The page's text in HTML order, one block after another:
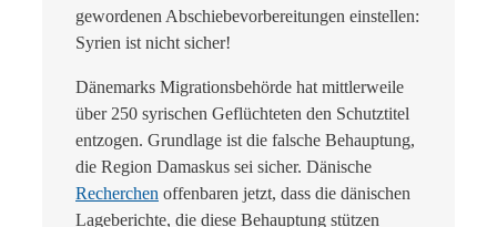
gewordenen Abschiebevorbereitungen einstellen:
Syrien ist nicht sicher!
Dänemarks Migrationsbehörde hat mittlerweile
über 250 syrischen Geflüchteten den Schutztitel
entzogen. Grundlage ist die falsche Behauptung,
die Region Damaskus sei sicher. Dänische
Recherchen offenbaren jetzt, dass die dänischen
Lageberichte, die diese Behauptung stützen